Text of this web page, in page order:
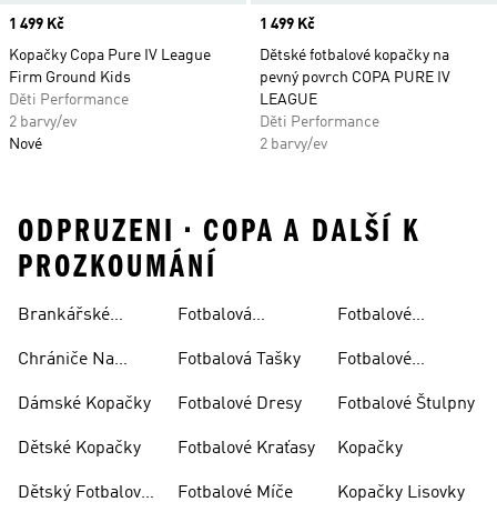
Price
1 499 Kč
Kopačky Copa Pure IV League
Firm Ground Kids
Děti Performance
2 barvy/ev
Nové
Price
1 499 Kč
Dětské fotbalové kopačky na
pevný povrch COPA PURE IV
LEAGUE
Děti Performance
2 barvy/ev
ODPRUZENI • COPA A DALŠÍ K
PROZKOUMÁNÍ
Brankářské
Chrániče Na
Dámské Kopačky
Dětské Kopačky
Dětský Fotbalový
Fotbalová
Fotbalová Tašky
Fotbalové Dresy
Fotbalové Kraťasy
Fotbalové Míče
Fotbalové
Fotbalové
Fotbalové Štulpny
Kopačky
Kopačky Lisovky